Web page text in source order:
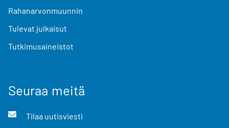
Rahanarvonmuunnin
Tulevat julkaisut
Tutkimusaineistot
Seuraa meitä
Tilaa uutisviesti